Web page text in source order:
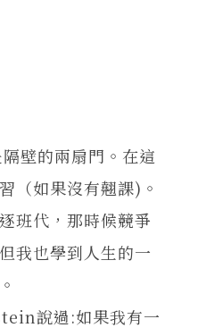
壁的兩扇門。在這
（如果沒有翹課)。
班代，那時候競爭
我也學到人生的一
說過:如果我有一